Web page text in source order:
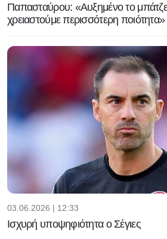
Παπασταύρου: «Αυξημένο το
χρειαστούμε περισσότερη ποιότητα»
03.06.2026 | 12:33
Ισχυρή υποψηφιότητα ο Σέγιες